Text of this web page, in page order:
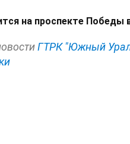
на проспекте Победы
ГТРК "Южный